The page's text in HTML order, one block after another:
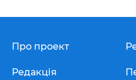
Про проект
Редакція